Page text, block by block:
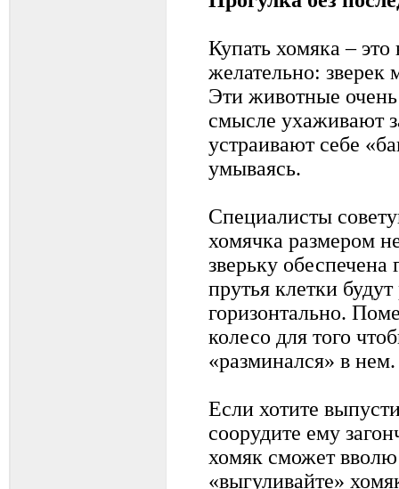
Купать хомяка –
желательно: зверек
Эти животные
смысле ухаживают
устраивают себе
умываясь.
Специалисты
хомячка размером
зверьку
прутья клетки
горизонтально.
колесо для того
«разминался» в нем.
Если хотите
соорудите ему
хомяк сможет вволю
«выгуливайте»